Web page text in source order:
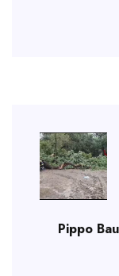
Pippo